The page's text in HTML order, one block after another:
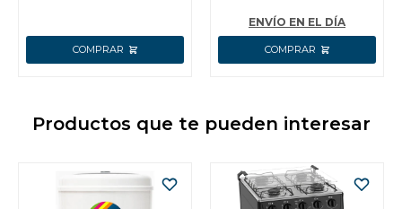
ENVÍO EN EL DÍA
Productos que te pueden interesar